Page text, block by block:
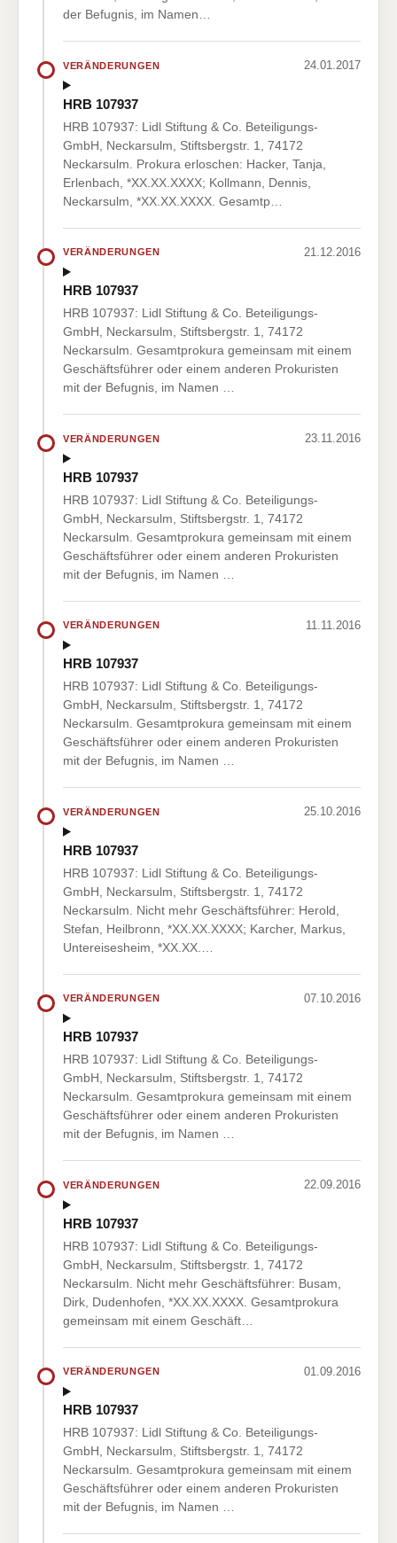
der Befugnis, im Namen…
VERÄNDERUNGEN 24.01.2017
HRB 107937
HRB 107937: Lidl Stiftung & Co. Beteiligungs-
GmbH, Neckarsulm, Stiftsbergstr. 1, 74172
Neckarsulm. Prokura erloschen: Hacker, Tanja,
Erlenbach, *XX.XX.XXXX; Kollmann, Dennis,
Neckarsulm, *XX.XX.XXXX. Gesamtp…
VERÄNDERUNGEN 21.12.2016
HRB 107937
HRB 107937: Lidl Stiftung & Co. Beteiligungs-
GmbH, Neckarsulm, Stiftsbergstr. 1, 74172
Neckarsulm. Gesamtprokura gemeinsam mit einem
Geschäftsführer oder einem anderen Prokuristen
mit der Befugnis, im Namen …
VERÄNDERUNGEN 23.11.2016
HRB 107937
HRB 107937: Lidl Stiftung & Co. Beteiligungs-
GmbH, Neckarsulm, Stiftsbergstr. 1, 74172
Neckarsulm. Gesamtprokura gemeinsam mit einem
Geschäftsführer oder einem anderen Prokuristen
mit der Befugnis, im Namen …
VERÄNDERUNGEN 11.11.2016
HRB 107937
HRB 107937: Lidl Stiftung & Co. Beteiligungs-
GmbH, Neckarsulm, Stiftsbergstr. 1, 74172
Neckarsulm. Gesamtprokura gemeinsam mit einem
Geschäftsführer oder einem anderen Prokuristen
mit der Befugnis, im Namen …
VERÄNDERUNGEN 25.10.2016
HRB 107937
HRB 107937: Lidl Stiftung & Co. Beteiligungs-
GmbH, Neckarsulm, Stiftsbergstr. 1, 74172
Neckarsulm. Nicht mehr Geschäftsführer: Herold,
Stefan, Heilbronn, *XX.XX.XXXX; Karcher, Markus,
Untereisesheim, *XX.XX.…
VERÄNDERUNGEN 07.10.2016
HRB 107937
HRB 107937: Lidl Stiftung & Co. Beteiligungs-
GmbH, Neckarsulm, Stiftsbergstr. 1, 74172
Neckarsulm. Gesamtprokura gemeinsam mit einem
Geschäftsführer oder einem anderen Prokuristen
mit der Befugnis, im Namen …
VERÄNDERUNGEN 22.09.2016
HRB 107937
HRB 107937: Lidl Stiftung & Co. Beteiligungs-
GmbH, Neckarsulm, Stiftsbergstr. 1, 74172
Neckarsulm. Nicht mehr Geschäftsführer: Busam,
Dirk, Dudenhofen, *XX.XX.XXXX. Gesamtprokura
gemeinsam mit einem Geschäft…
VERÄNDERUNGEN 01.09.2016
HRB 107937
HRB 107937: Lidl Stiftung & Co. Beteiligungs-
GmbH, Neckarsulm, Stiftsbergstr. 1, 74172
Neckarsulm. Gesamtprokura gemeinsam mit einem
Geschäftsführer oder einem anderen Prokuristen
mit der Befugnis, im Namen …